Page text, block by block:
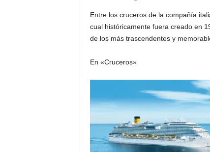
Entre los cruceros de la compañía
cual históricamente fuera creado en
de los más trascendentes y
En «Cruceros»